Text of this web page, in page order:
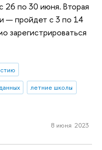
26 по 30 июня. Вторая
— пройдет с 3 по 14
зарегистрироваться
летние школы
8 июня 2023